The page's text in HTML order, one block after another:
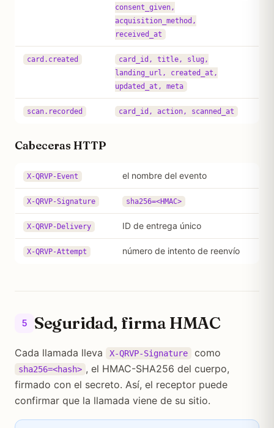
consent_given,
acquisition_method,
received_at
card.created
card_id, title, slug,
landing_url, created_at,
updated_at, meta
scan.recorded card_id, action, scanned_at
Cabeceras HTTP
X-QRVP-Event el nombre del evento
X-QRVP-Signature sha256=<HMAC>
X-QRVP-Delivery ID de entrega único
X-QRVP-Attempt número de intento de reenvío
5 Seguridad, firma HMAC
Cada llamada lleva X-QRVP-Signature como
sha256=<hash> , el HMAC-SHA256 del cuerpo,
firmado con el secreto. Así, el receptor puede
confirmar que la llamada viene de su sitio.